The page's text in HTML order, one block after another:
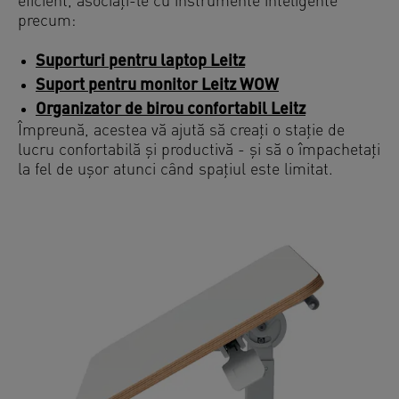
precum:
Suporturi pentru laptop Leitz
Suport pentru monitor Leitz WOW
Organizator de birou confortabil Leitz
Împreună, acestea vă ajută să creați o stație de
lucru confortabilă și productivă - și să o împachetați
la fel de ușor atunci când spațiul este limitat.